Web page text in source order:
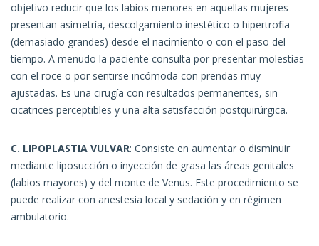
objetivo reducir que los labios menores en aquellas mujeres
presentan asimetría, descolgamiento inestético o hipertrofia
(demasiado grandes) desde el nacimiento o con el paso del
tiempo. A menudo la paciente consulta por presentar molestias
con el roce o por sentirse incómoda con prendas muy
ajustadas. Es una cirugía con resultados permanentes, sin
cicatrices perceptibles y una alta satisfacción postquirúrgica.
C. LIPOPLASTIA VULVAR: Consiste en aumentar o disminuir
mediante liposucción o inyección de grasa las áreas genitales
(labios mayores) y del monte de Venus. Este procedimiento se
puede realizar con anestesia local y sedación y en régimen
ambulatorio.